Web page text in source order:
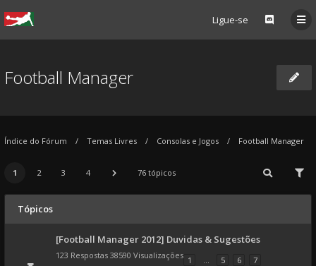
Ligue-se
Football Manager
Índice do Fórum Temas Livres Consolas e Jogos Football Manager
1 2 3 4 76 tópicos
Tópicos
[Football Manager 2012] Duvidas & Sugestões
123 Respostas 38590 Visualizações 1 ... 5 6
7